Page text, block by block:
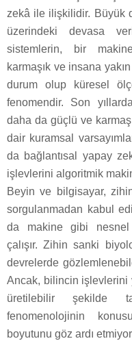
zekâ ile ilişkilidir. Büyük
üzerindeki devasa
sistemlerin, bir
karmaşık ve insana
durum olup küresel
fenomendir. Son
daha da güçlü ve
dair kuramsal
da bağlantısal yapay
işlevlerini algoritmik
Beyin ve bilgisayar,
sorgulanmadan kabul
da makine gibi nesnel
çalışır. Zihin sanki
devrelerde
Ancak, bilincin işlevlerini
üretilebilir şekilde
fenomenolojinin
boyutunu göz ardı